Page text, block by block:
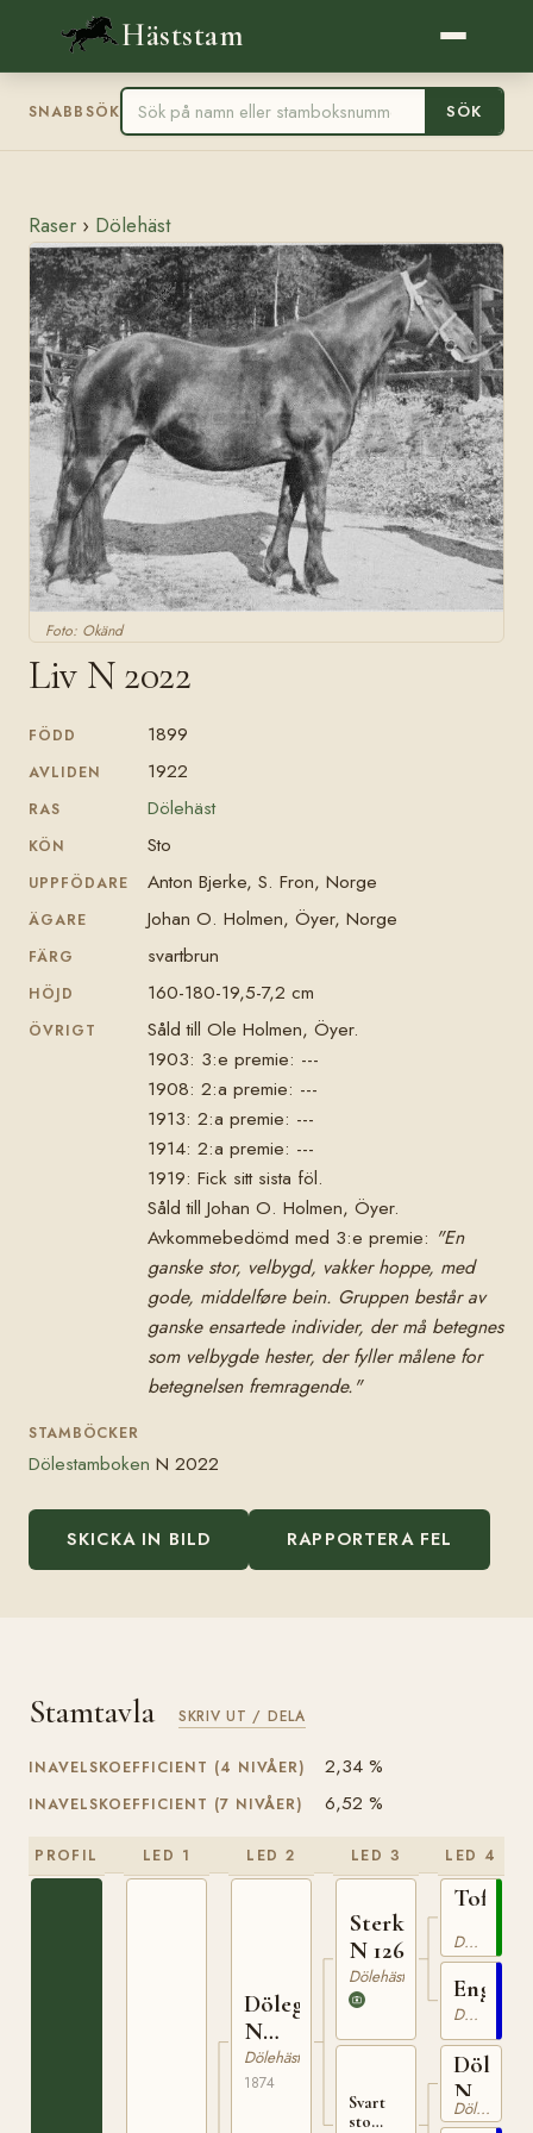
Häststam
SNABBSÖK SÖK
Raser › Dölehäst
Foto: Okänd
Liv N 2022
FÖDD 1899
AVLIDEN 1922
RAS Dölehäst
KÖN Sto
UPPFÖDARE Anton Bjerke, S. Fron, Norge
ÄGARE Johan O. Holmen, Öyer, Norge
FÄRG svartbrun
HÖJD 160-180-19,5-7,2 cm
ÖVRIGT
Såld till Ole Holmen, Öyer.
1903: 3:e premie: ---
1908: 2:a premie: ---
1913: 2:a premie: ---
1914: 2:a premie: ---
1919: Fick sitt sista föl.
Såld till Johan O. Holmen, Öyer.
Avkommebedömd med 3:e premie: "En
ganske stor, velbygd, vakker hoppe, med
gode, middelføre bein. Gruppen består av
ganske ensartede individer, der må betegnes
som velbygde hester, der fyller målene for
betegnelsen fremragende."
STAMBÖCKER
Dölestamboken N 2022
SKICKA IN BILD RAPPORTERA FEL
Stamtavla SKRIV UT / DELA
INAVELSKOEFFICIENT (4 NIVÅER) 2,34 %
INAVELSKOEFFICIENT (7 NIVÅER) 6,52 %
PROFIL LED 1 LED 2
Dölegubben
N
169
Dölehäst
1874
LED 3
Sterkoder
N 126
Dölehäst
Svart
sto
LED 4
82
Dölehäst
Dölehäst
N
39Dölehäst